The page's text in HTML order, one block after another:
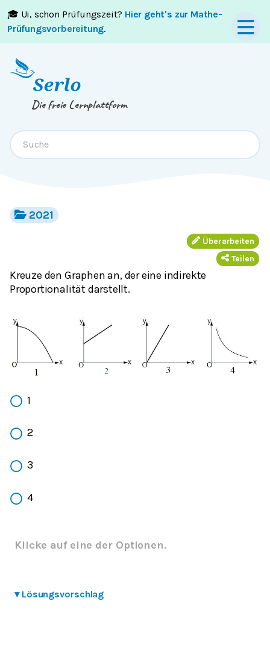
🎓 Ui, schon Prüfungszeit? Hier geht's zur Mathe-
Prüfungsvorbereitung.
Springe zumInhaltoderFooter
Die freie Lernplattform
2021
Überarbeiten
Teilen
Kreuze den Graphen an, der eine indirekte
Proportionalität darstellt.
1
2
3
4
Klicke auf eine der Optionen.
▾ Lösungsvorschlag